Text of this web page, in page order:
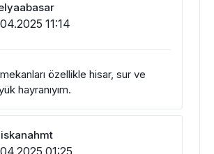
11:14
özellikle hisar, sur ve
hayranıyım.